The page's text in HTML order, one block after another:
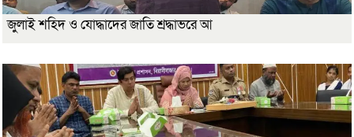
জুলাই শহিদ ও যোদ্ধাদের জাতি শ্রদ্ধাভরে আ